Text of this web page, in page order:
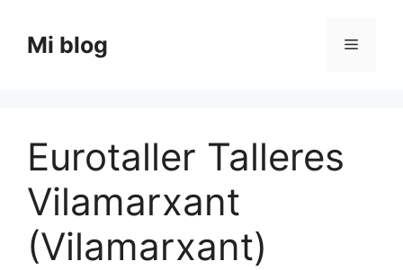
contenido
Mi blog Menú
Eurotaller Talleres
Vilamarxant
(Vilamarxant)